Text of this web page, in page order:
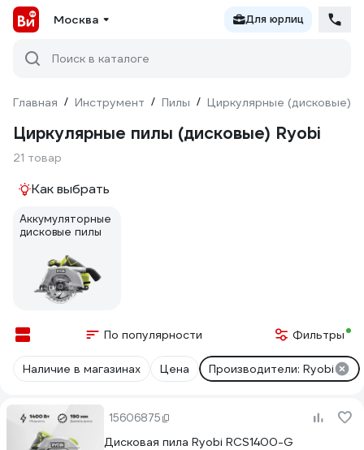
Москва Для юрлиц
Поиск в каталоге
Главная / Инструмент / Пилы / Циркулярные (дисковые)
Циркулярные пилы (дисковые) Ryobi
21 товар
Как выбрать
Аккумуляторные
дисковые пилы
По популярности Фильтры
Наличие в магазинах Цена Производители: Ryobi
15606875
Дисковая пила Ryobi RCS1400-G